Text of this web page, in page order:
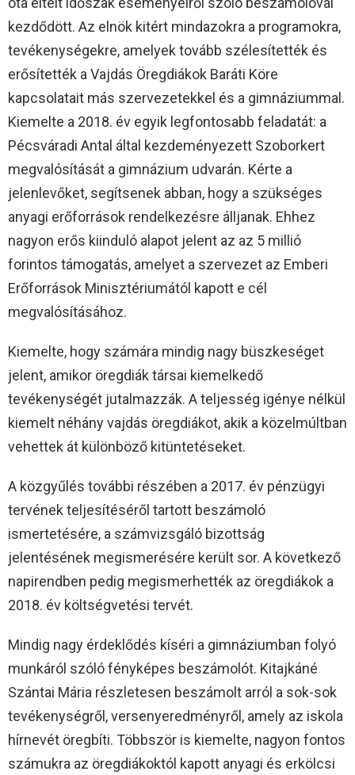
kezdődött. Az elnök kitért mindazokra a programokra,
tevékenységekre, amelyek tovább szélesítették és
erősítették a Vajdás Öregdiákok Baráti Köre
kapcsolatait más szervezetekkel és a gimnáziummal.
Kiemelte a 2018. év egyik legfontosabb feladatát: a
Pécsváradi Antal által kezdeményezett Szoborkert
megvalósítását a gimnázium udvarán. Kérte a
jelenlevőket, segítsenek abban, hogy a szükséges
anyagi erőforrások rendelkezésre álljanak. Ehhez
nagyon erős kiinduló alapot jelent az az 5 millió
forintos támogatás, amelyet a szervezet az Emberi
Erőforrások Minisztériumától kapott e cél
megvalósításához.
Kiemelte, hogy számára mindig nagy büszkeséget
jelent, amikor öregdiák társai kiemelkedő
tevékenységét jutalmazzák. A teljesség igénye nélkül
kiemelt néhány vajdás öregdiákot, akik a közelmúltban
vehettek át különböző kitüntetéseket.
A közgyűlés további részében a 2017. év pénzügyi
tervének teljesítéséről tartott beszámoló
ismertetésére, a számvizsgáló bizottság
jelentésének megismerésére került sor. A következő
napirendben pedig megismerhették az öregdiákok a
2018. év költségvetési tervét.
Mindig nagy érdeklődés kíséri a gimnáziumban folyó
munkáról szóló fényképes beszámolót. Kitajkáné
Szántai Mária részletesen beszámolt arról a sok-sok
tevékenységről, versenyeredményről, amely az iskola
hírnevét öregbíti. Többször is kiemelte, nagyon fontos
számukra az öregdiákoktól kapott anyagi és erkölcsi